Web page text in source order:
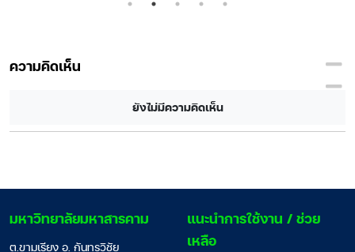
ความคิดเห็น
ยังไม่มีความคิดเห็น
มหาวิทยาลัยมหาสารคาม
ต.ขามเรียง อ. กันทรวิชัย
แนะนำการใช้งาน / ช่วย
เหลือ